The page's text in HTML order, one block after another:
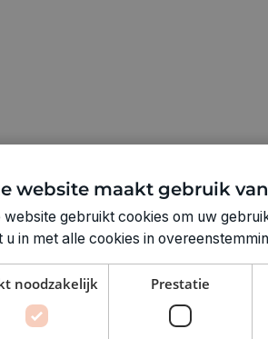
website maakt gebruik
website gebruikt cookies om uw
u in met alle cookies in
noodzakelijk Prestatie